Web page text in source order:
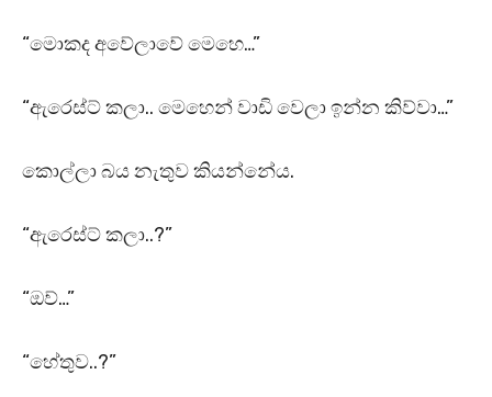
“මොකද අවේලාවේ මෙහෙ…”
“ඇරෙස්ට් කලා.. මෙහෙන් වාඩි වෙලා ඉන්න කිව්වා…”
කොල්ලා බය නැතුව කියන්නේය.
“ඇරෙස්ට් කලා..?”
“ඔව්…”
“හේතුව..?”